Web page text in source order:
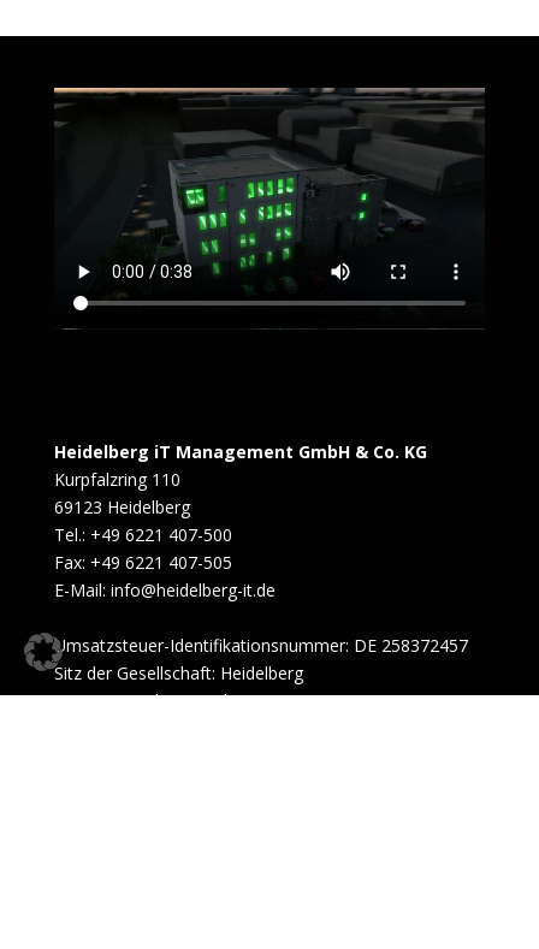
Heidelberg iT Management GmbH & Co. KG
Kurpfalzring 110
69123 Heidelberg
Tel.: +49 6221 407-500
Fax: +49 6221 407-505
E-Mail: info@heidelberg-it.de
Umsatzsteuer-Identifikationsnummer: DE 258372457
Sitz der Gesellschaft: Heidelberg
Registergericht: Mannheim HRA 701587